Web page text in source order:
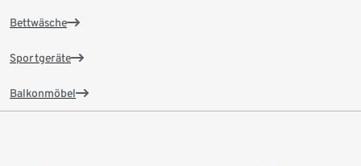
Bettwäsche
Sportgeräte
Balkonmöbel